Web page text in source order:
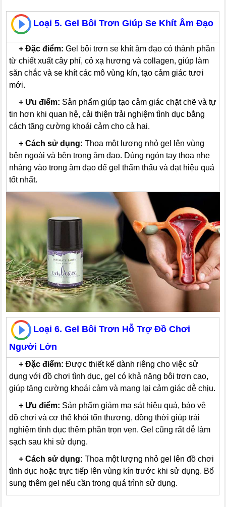
Loại 5. Gel Bôi Trơn Giúp Se Khít Âm Đạo
+Đặc điểm: Gel bôi trơn se khít âm đạo có thành phần
từ chiết xuất cây phỉ, cỏ xạ hương và collagen, giúp làm
săn chắc và se khít các mô vùng kín, tạo cảm giác tươi
mới.
+ Ưu điểm: Sản phẩm giúp tạo cảm giác chặt chẽ và tự
tin hơn khi quan hệ, cải thiện trải nghiệm tình dục bằng
cách tăng cường khoái cảm cho cả hai.
+Cách sử dụng: Thoa một lượng nhỏ gel lên vùng
bên ngoài và bên trong âm đạo. Dùng ngón tay thoa nhẹ
nhàng vào trong âm đạo để gel thẩm thấu và đạt hiệu quả
tốt nhất.
Loại 6. Gel Bôi Trơn Hỗ Trợ Đồ Chơi
Người Lớn
+Đặc điểm: Được thiết kế dành riêng cho việc sử
dụng với đồ chơi tình dục, gel có khả năng bôi trơn cao,
giúp tăng cường khoái cảm và mang lại cảm giác dễ chịu.
+ Ưu điểm: Sản phẩm giảm ma sát hiệu quả, bảo vệ
đồ chơi và cơ thể khỏi tổn thương, đồng thời giúp trải
nghiệm tình dục thêm phần trọn vẹn. Gel cũng rất dễ làm
sạch sau khi sử dụng.
+Cách sử dụng: Thoa một lượng nhỏ gel lên đồ chơi
tình dục hoặc trực tiếp lên vùng kín trước khi sử dụng. Bổ
sung thêm gel nếu cần trong quá trình sử dụng.